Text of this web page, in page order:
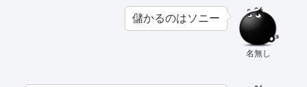
名無し
儲かるのはソニー